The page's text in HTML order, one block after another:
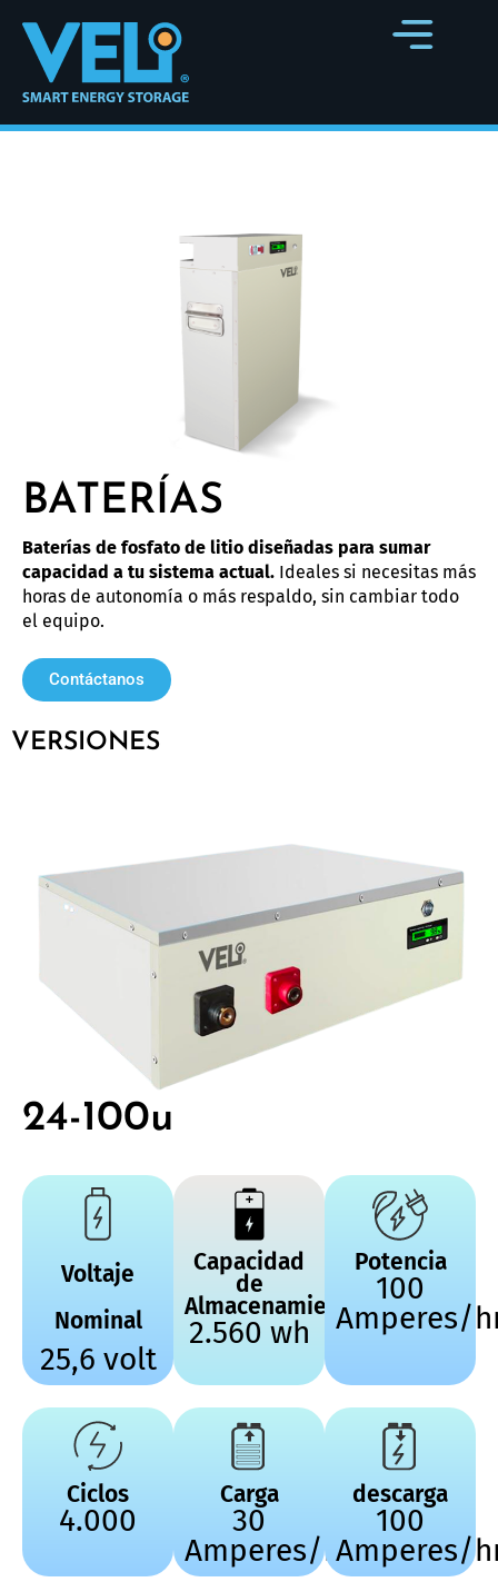
BATERÍAS
Baterías de fosfato de litio diseñadas para sumar
capacidad a tu sistema actual. Ideales si necesitas más
horas de autonomía o más respaldo, sin cambiar todo
el equipo.
Contáctanos
VERSIONES
24-100u
Voltaje
Nominal
25,6 volt
Capacidad
de
Almacenamiento
2.560 wh
Potencia
100
Amperes/
Ciclos
4.000
Carga
30
Amperes/hr
descarga
100
Amperes/